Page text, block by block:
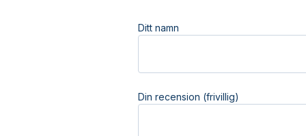
Ditt namn
Din recension (frivillig)